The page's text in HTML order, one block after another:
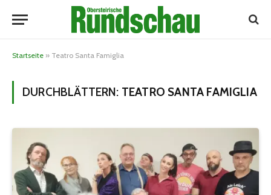
Startseite » Teatro Santa Famiglia
DURCHBLÄTTERN: TEATRO SANTA FAMIGLIA